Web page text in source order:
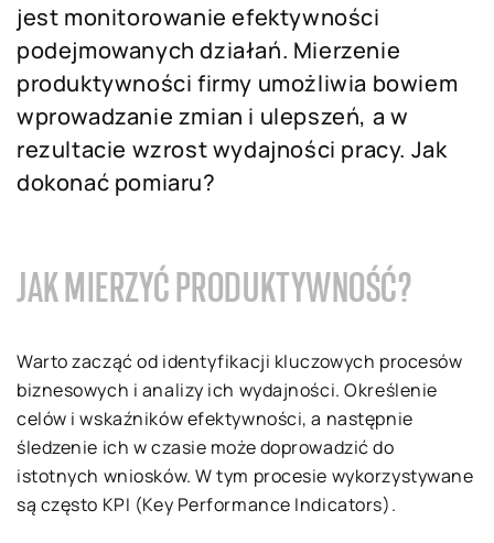
jest monitorowanie efektywności
podejmowanych działań. Mierzenie
produktywności firmy umożliwia bowiem
wprowadzanie zmian i ulepszeń, a w
rezultacie wzrost wydajności pracy. Jak
dokonać pomiaru?
JAK MIERZYĆ PRODUKTYWNOŚĆ?
Warto zacząć od identyfikacji kluczowych procesów
biznesowych i analizy ich wydajności. Określenie
celów i wskaźników efektywności, a następnie
śledzenie ich w czasie może doprowadzić do
istotnych wniosków. W tym procesie wykorzystywane
są często KPI (Key Performance Indicators).